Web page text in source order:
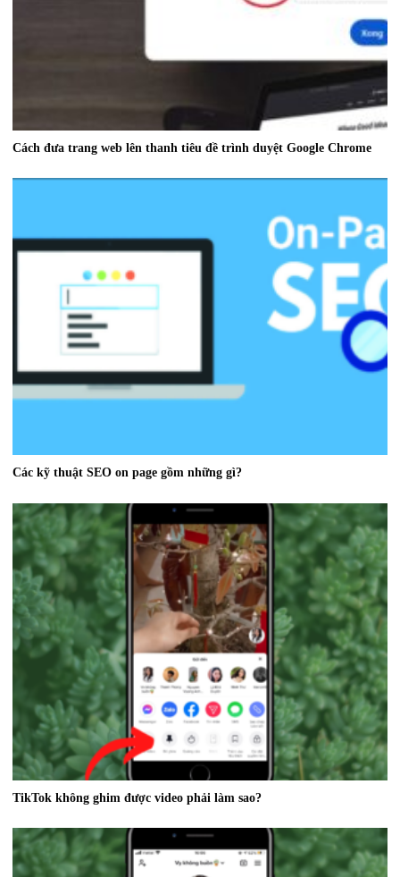
Cách đưa trang web lên thanh tiêu đề trình duyệt Google Chrome
Các kỹ thuật SEO on page gồm những gì?
TikTok không ghim được video phải làm sao?